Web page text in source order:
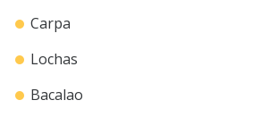
Carpa
Lochas
Bacalao